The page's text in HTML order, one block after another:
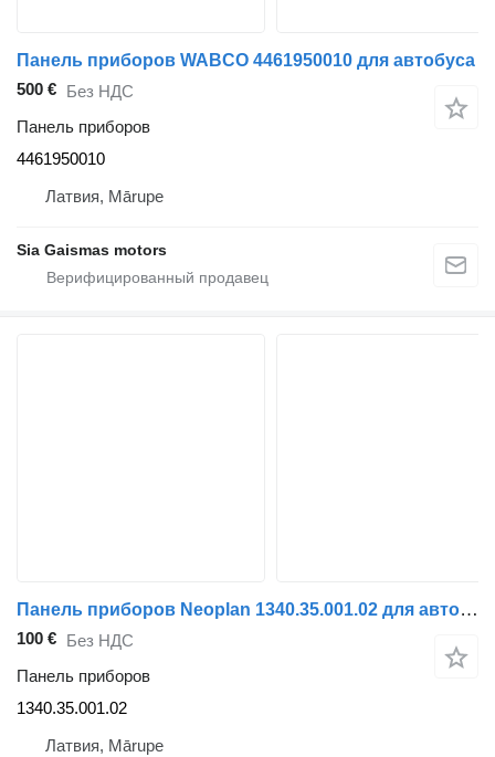
Панель приборов WABCO 4461950010 для автобуса
500 € Без НДС
Панель приборов
4461950010
Латвия, Mārupe
Sia Gaismas motors
Панель приборов Neoplan 1340.35.001.02 для автобуса
100 € Без НДС
Панель приборов
1340.35.001.02
Латвия, Mārupe